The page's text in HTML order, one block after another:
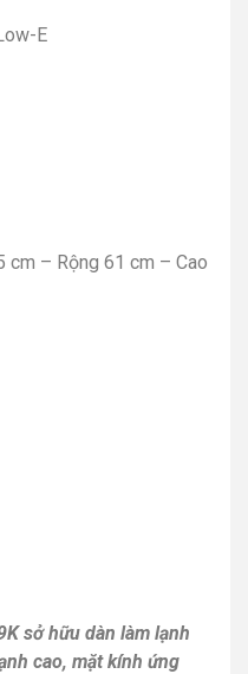
E
cm – Rộng 61 cm – Cao
sở hữu dàn làm lạnh
cao, mặt kính ứng